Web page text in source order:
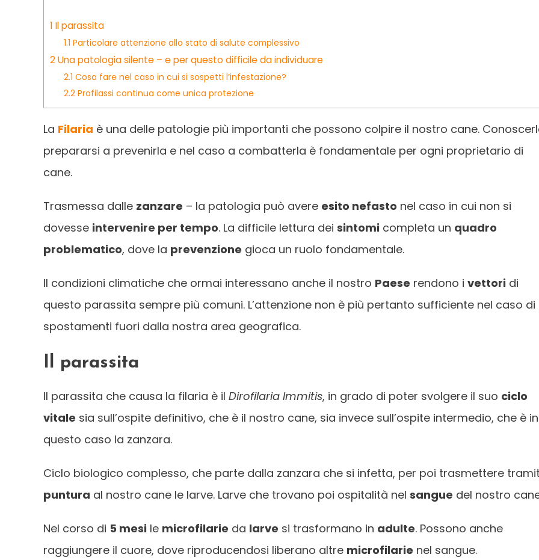
1 Il parassita
1.1 Particolare attenzione allo stato di salute complessivo
2Una patologia silente – e per questo difficile da individuare
2.1 Cosa fare nel caso in cui si sospetti l’infestazione?
2.2 Profilassi continua come unica protezione
La Filaria è una delle patologie più importanti che possono colpire il nostro cane.
prepararsi a prevenirla e nel caso a combatterla è fondamentale per ogni proprietario di
cane.
Trasmessa dalle zanzare – la patologia può avere esito nefasto nel caso in cui non si
dovesse intervenire per tempo. La difficile lettura dei sintomi completa un quadro
problematico, dove la prevenzione gioca un ruolo fondamentale.
Il condizioni climatiche che ormai interessano anche il nostro Paese rendono i vettori di
questo parassita sempre più comuni. L’attenzione non è più pertanto sufficiente nel caso di
spostamenti fuori dalla nostra area geografica.
Il parassita
Il parassita che causa la filaria è il Dirofilaria Immitis, in grado di poter svolgere il suo ciclo
vitale sia sull’ospite definitivo, che è il nostro cane, sia invece sull’ospite intermedio, che è in
questo caso la zanzara.
Ciclo biologico complesso, che parte dalla zanzara che si infetta, per poi trasmettere
puntura al nostro cane le larve. Larve che trovano poi ospitalità nel sangue del nostro
Nel corso di 5 mesi le microfilarie da larve si trasformano in adulte. Possono anche
raggiungere il cuore, dove riproducendosi liberano altre microfilarie nel sangue.